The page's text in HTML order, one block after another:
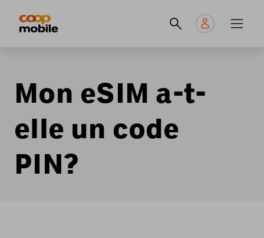
principale
Mon eSIM a-t-
elle un code
PIN?